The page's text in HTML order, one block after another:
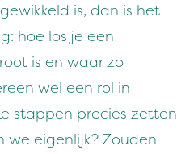
is, dan is het
hoe los je een
is en waar zo
wel een rol in
stappen precies zetten
eigenlijk? Zouden